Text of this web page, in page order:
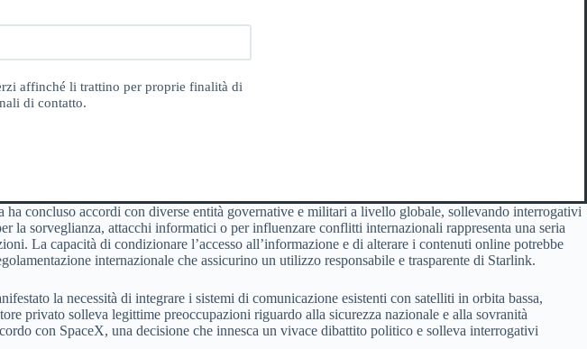
affinché li trattino per proprie finalità di
di contatto.
concluso accordi con diverse entità governative e militari a livello globale, sollevando interrogativi
sorveglianza, attacchi informatici o per influenzare conflitti internazionali rappresenta una seria
La capacità di condizionare l’accesso all’informazione e di alterare i contenuti online potrebbe
internazionale che assicurino un utilizzo responsabile e trasparente di Starlink.
la necessità di integrare i sistemi di comunicazione esistenti con satelliti in orbita bassa,
privato solleva legittime preoccupazioni riguardo alla sicurezza nazionale e alla sovranità
con SpaceX, una decisione che innesca un vivace dibattito politico e solleva interrogativi